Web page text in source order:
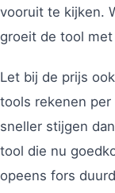
vooruit te kijken.
groeit de tool met
Let bij de prijs
tools rekenen per
sneller stijgen
tool die nu
opeens fors